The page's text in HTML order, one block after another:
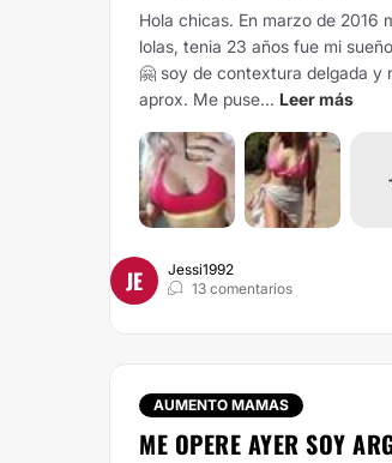
Hola chicas. En marzo de 2016
lolas, tenia 23 años fue mi
🤗 soy de contextura delgada y
aprox. Me puse... Leer más
JE
Jessi1992
13 comentarios
AUMENTO MAMAS
ME OPERE AYER SOY